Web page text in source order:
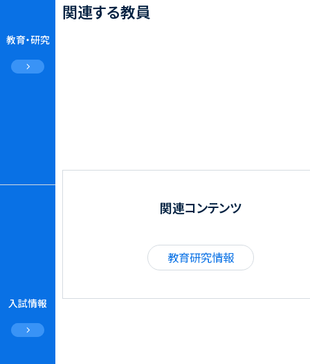
教育・研究
入試情報
関連する教員
関連コンテンツ
教育研究情報